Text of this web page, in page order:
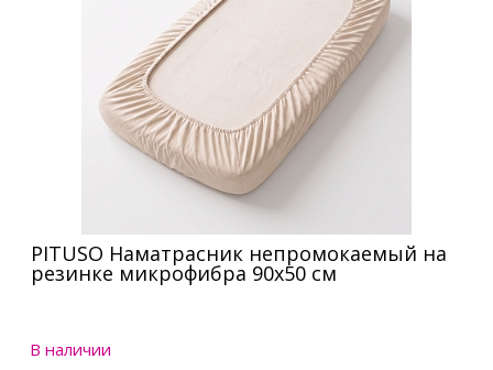
PITUSO Наматрасник непромокаемый на
резинке микрофибра 90х50 см
В наличии